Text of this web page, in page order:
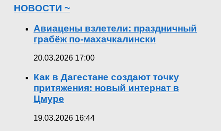
НОВОСТИ ~
Авиацены взлетели: праздничный
грабёж по-махачкалински
20.03.2026 17:00
Как в Дагестане создают точку
притяжения: новый интернат в
Цмуре
19.03.2026 16:44